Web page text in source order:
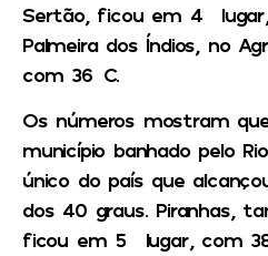
Sertão, ficou em 4°
Palmeira dos Índios, no
com 36°C.
Os números mostram
município banhado pelo
único do país que
dos 40 graus. Piranhas,
ficou em 5° lugar, com